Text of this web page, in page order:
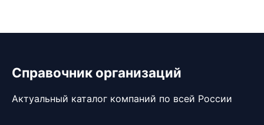
Справочник организаций
Актуальный каталог компаний по всей России